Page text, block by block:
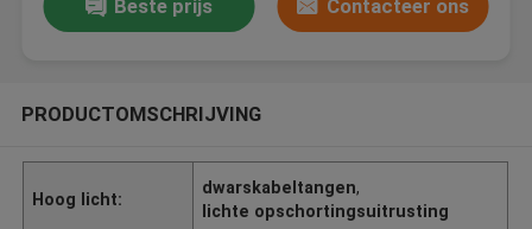
Beste prijs Contacteer ons
PRODUCTOMSCHRIJVING
Hoog licht:
dwarskabeltangen,
lichte opschortingsuitrusting